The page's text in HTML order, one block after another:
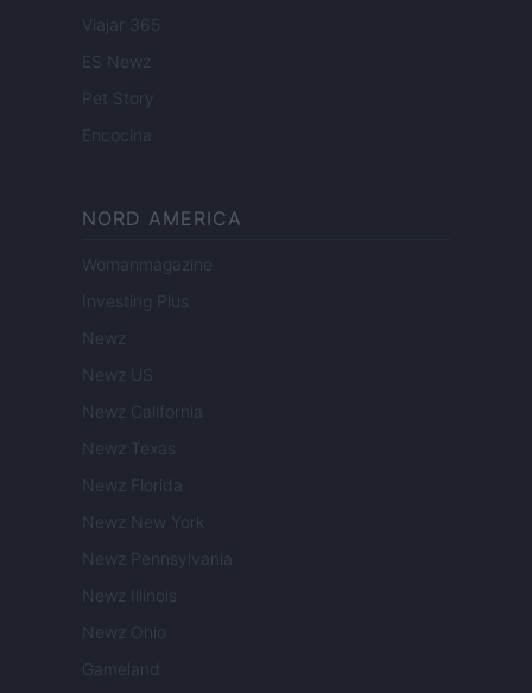
Viajar 365
ES Newz
Pet Story
Encocina
NORD AMERICA
Womanmagazine
Investing Plus
Newz
Newz US
Newz California
Newz Texas
Newz Florida
Newz New York
Newz Pennsylvania
Newz Illinois
Newz Ohio
Gameland